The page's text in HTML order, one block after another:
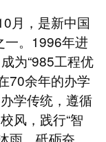
月，是新中国
一。1996年进
为“985工程优
70余年的办学
学传统，遵循
风，践行“智
雨，砥砺奋